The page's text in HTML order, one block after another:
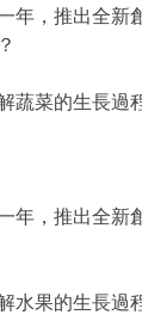
年，推出全
蔬菜的生長
年，推出全
水果的生長